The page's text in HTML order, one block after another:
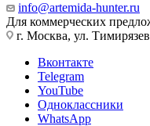
info@artemida-hunter.ru
Для коммерческих
г. Москва, ул.
Вконтакте
Telegram
YouTube
Одноклассники
WhatsApp